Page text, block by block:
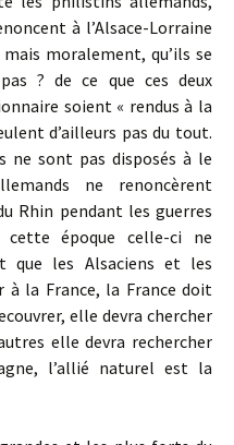
à l’Alsace-Lorraine
moralement, qu’ils se
? de ce que ces deux
soient « rendus à la
d’ailleurs pas du tout.
ne sont pas disposés à le
ne renoncèrent
Rhin pendant les guerres
cette époque celle-ci ne
que les Alsaciens et les
la France, la France doit
elle devra chercher
elle devra rechercher
l’allié naturel est la